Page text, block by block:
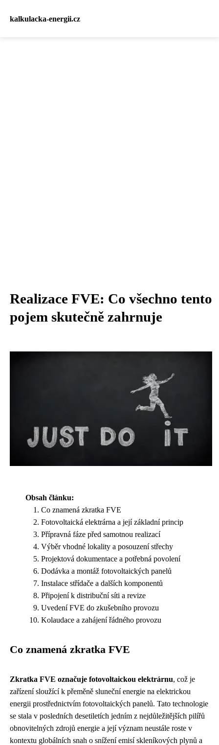
kalkulacka-energii.cz
Realizace FVE: Co všechno tento
pojem skutečně zahrnuje
Obsah článku:
Co znamená zkratka FVE
Fotovoltaická elektrárna a její základní princip
Přípravná fáze před samotnou realizací
Výběr vhodné lokality a posouzení střechy
Projektová dokumentace a potřebná povolení
Dodávka a montáž fotovoltaických panelů
Instalace střídače a dalších komponentů
Připojení k distribuční síti a revize
Uvedení FVE do zkušebního provozu
Kolaudace a zahájení řádného provozu
Co znamená zkratka FVE
Zkratka FVE označuje fotovoltaickou elektrárnu, což je
zařízení sloužící k přeměně sluneční energie na elektrickou
energii prostřednictvím fotovoltaických panelů. Tato technologie
se stala v posledních desetiletích jedním z nejdůležitějších pilířů
obnovitelných zdrojů energie a její význam neustále roste v
kontextu globálních snah o snížení emisí skleníkových plynů a